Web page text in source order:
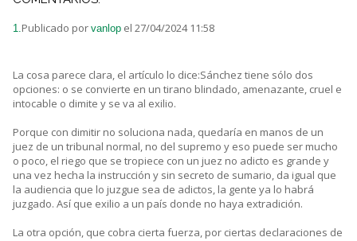
1. Publicado por vanlop el 27/04/2024 11:58
La cosa parece clara, el artículo lo dice:Sánchez tiene sólo dos
opciones: o se convierte en un tirano blindado, amenazante, cruel e
intocable o dimite y se va al exilio.
Porque con dimitir no soluciona nada, quedaría en manos de un
juez de un tribunal normal, no del supremo y eso puede ser mucho
o poco, el riego que se tropiece con un juez no adicto es grande y
una vez hecha la instrucción y sin secreto de sumario, da igual que
la audiencia que lo juzgue sea de adictos, la gente ya lo habrá
juzgado. Así que exilio a un país donde no haya extradición.
La otra opción, que cobra cierta fuerza, por ciertas declaraciones de